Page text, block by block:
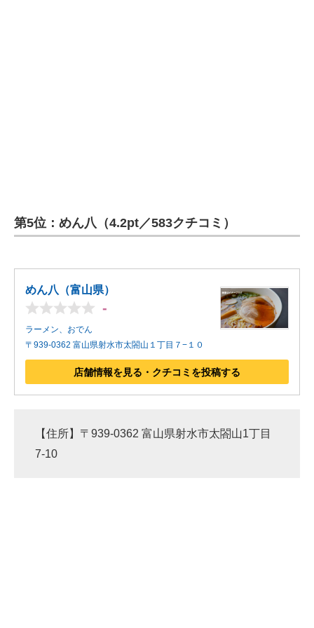
第5位：めん八（4.2pt／583クチコミ）
めん八（富山県）
-
ラーメン、おでん
〒939-0362 富山県射水市太閤山１丁目７−１０
店舗情報を見る・クチコミを投稿する
【住所】〒939-0362 富山県射水市太閤山1丁目
7-10